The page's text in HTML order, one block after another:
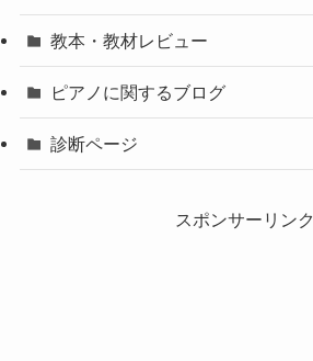
教本・教材レビュー
ピアノに関するブログ
診断ページ
スポンサーリンク